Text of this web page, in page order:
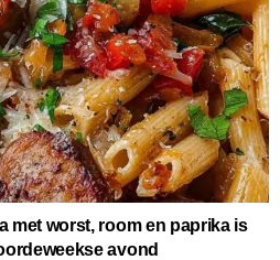
met worst, room en paprika is
avond